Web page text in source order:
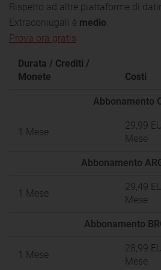
Rispetto ad altre piattaforme di
Extraconiugali è medio.
Prova ora gratis
Durata / Crediti /
Monete
Costi
Abbonamento
1 Mese
29,99
Mese
Abbonamento
1 Mese
29,49
Mese
Abbonamento
1 Mese
28,99
Mese